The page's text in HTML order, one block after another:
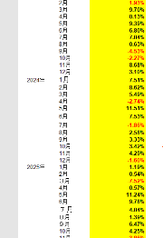
３年の保有期間を
にがあっても保有
じめ投資仮説を作
指しているもので
期ごとにその仮説
と判断したら、そ
仮説には2つのポ
一つは業績につい
成長の滑走路が見
成長できると見る